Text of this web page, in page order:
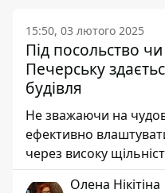
15:50, 03 лютого 2025
Під посольство
Печерську
будівля
Не зважаючи на
ефективно
через високу
Олена Нікітіна